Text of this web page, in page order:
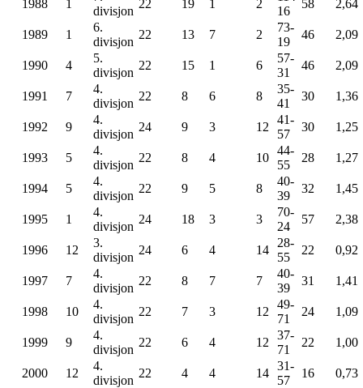
1988 1
divisjon
22 19 1 2
16
58 2,64
1989 1
6.
divisjon
22 13 7 2
73-
19
46 2,09
1990 4
5.
divisjon
22 15 1 6
57-
31
46 2,09
1991 7
4.
divisjon
22 8 6 8
35-
41
30 1,36
1992 9
4.
divisjon
24 9 3 12
41-
57
30 1,25
1993 5
4.
divisjon
22 8 4 10
44-
55
28 1,27
1994 5
4.
divisjon
22 9 5 8
40-
39
32 1,45
1995 1
4.
divisjon
24 18 3 3
70-
24
57 2,38
1996 12
3.
divisjon
24 6 4 14
28-
55
22 0,92
1997 7
4.
divisjon
22 8 7 7
40-
39
31 1,41
1998 10
4.
divisjon
22 7 3 12
49-
71
24 1,09
1999 9
4.
divisjon
22 6 4 12
37-
71
22 1,00
2000 12
4.
divisjon
22 4 4 14
31-
57
16 0,73